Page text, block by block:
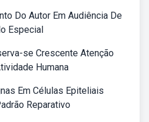
Do Autor Em Audiência De
Especial
se Crescente Atenção
Humana
Em Células Epiteliais
Reparativo